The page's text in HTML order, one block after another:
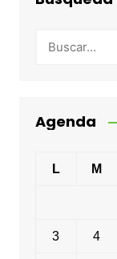
Agenda
L M
3 4